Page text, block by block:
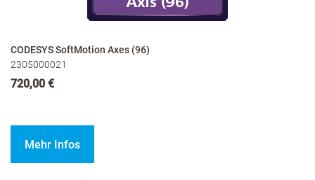
CODESYS SoftMotion Axes (96)
2305000021
720,00 €
Mehr Infos